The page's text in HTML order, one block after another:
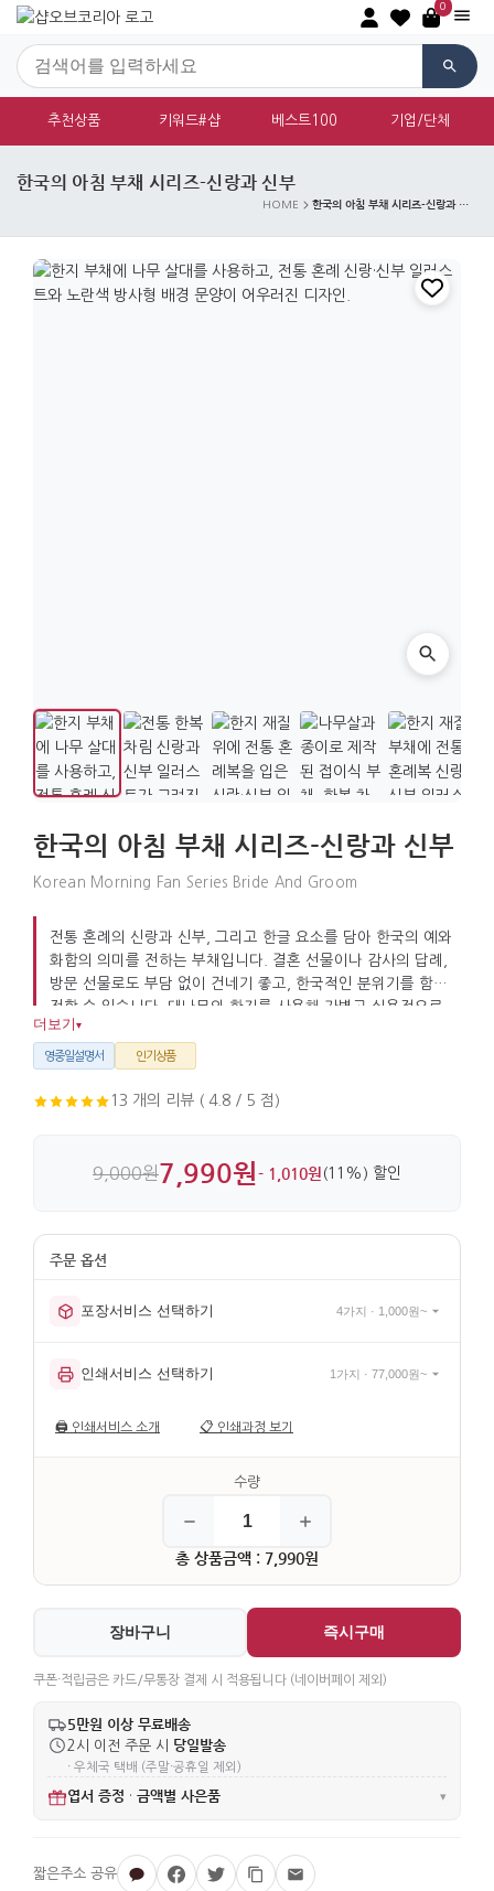
0
추천상품 키워드#샵 베스트100 기업/단체
한국의 아침 부채 시리즈-신랑과 신부
HOME 한국의 아침 부채 시리즈-신랑과 신부
한국의 아침 부채 시리즈-신랑과 신부
Korean Morning Fan Series Bride And Groom
전통 혼례의 신랑과 신부, 그리고 한글 요소를 담아 한국의 예와
화합의 의미를 전하는 부채입니다. 결혼 선물이나 감사의 답례,
방문 선물로도 부담 없이 건네기 좋고, 한국적인 분위기를 함께
전할 수 있습니다. 대나무와 한지를 사용해 가볍고 실용적으로
완성했습니다.
더보기 ▾
영중일설명서 인기상품
13 개의 리뷰 ( 4.8 / 5 점)
9,000원7,990원- 1,010원 (11%) 할인
포장서비스 선택하기 4가지 · 1,000원~
인쇄서비스 선택하기 1가지 · 77,000원~
🖨️ 인쇄서비스 소개 📋 인쇄과정 보기
총 상품금액 : 7,990원
장바구니 즉시구매
쿠폰·적립금은 카드/무통장 결제 시 적용됩니다 (네이버페이 제외)
5만원 이상 무료배송
2시 이전 주문 시 당일발송
· 우체국 택배 (주말·공휴일 제외)
엽서 증정 · 금액별 사은품 ▾